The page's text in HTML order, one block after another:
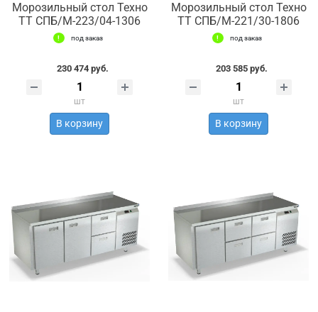
Морозильный стол Техно
ТТ СПБ/М-223/04-1306
под заказ
230 474 руб.
шт
В корзину
Морозильный стол Техно
ТТ СПБ/М-221/30-1806
под заказ
203 585 руб.
шт
В корзину